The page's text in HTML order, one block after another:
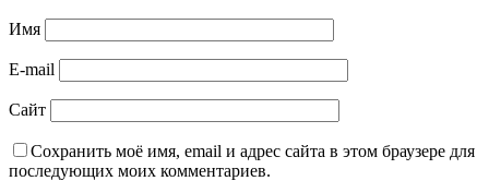
Имя
E-mail
Сайт
Сохранить моё имя, email и адрес сайта в этом браузере для
последующих моих комментариев.